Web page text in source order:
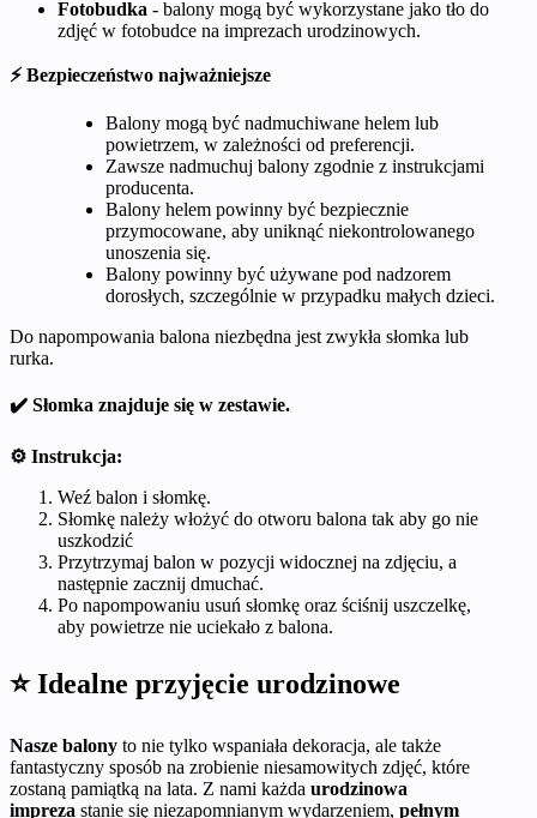
Fotobudka - balony mogą być wykorzystane jako tło do
zdjęć w fotobudce na imprezach urodzinowych.
⚡ Bezpieczeństwo najważniejsze
Balony mogą być nadmuchiwane helem lub
powietrzem, w zależności od preferencji.
Zawsze nadmuchuj balony zgodnie z instrukcjami
producenta.
Balony helem powinny być bezpiecznie
przymocowane, aby uniknąć niekontrolowanego
unoszenia się.
Balony powinny być używane pod nadzorem
dorosłych, szczególnie w przypadku małych dzieci.
Do napompowania balona niezbędna jest zwykła słomka lub
rurka.
✔️ Słomka znajduje się w zestawie.
⚙️ Instrukcja:
Weź balon i słomkę.
Słomkę należy włożyć do otworu balona tak aby go nie
uszkodzić
Przytrzymaj balon w pozycji widocznej na zdjęciu, a
następnie zacznij dmuchać.
Po napompowaniu usuń słomkę oraz ściśnij uszczelkę,
aby powietrze nie uciekało z balona.
⭐ Idealne przyjęcie urodzinowe
Nasze balony to nie tylko wspaniała dekoracja, ale także
fantastyczny sposób na zrobienie niesamowitych zdjęć, które
zostaną pamiątką na lata. Z nami każda urodzinowa
impreza stanie się niezapomnianym wydarzeniem, pełnym